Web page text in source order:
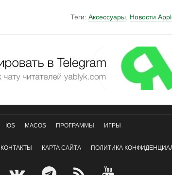
Теги: Аксессуары, Новости
IOS MACOS ПРОГРАММЫ ИГРЫ
КОНТАКТЫ КАРТА САЙТА ПОЛИТИКА